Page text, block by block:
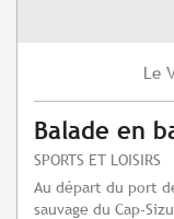
Le
Balade en
SPORTS ET LOISIRS
Au départ du port
sauvage du Cap-